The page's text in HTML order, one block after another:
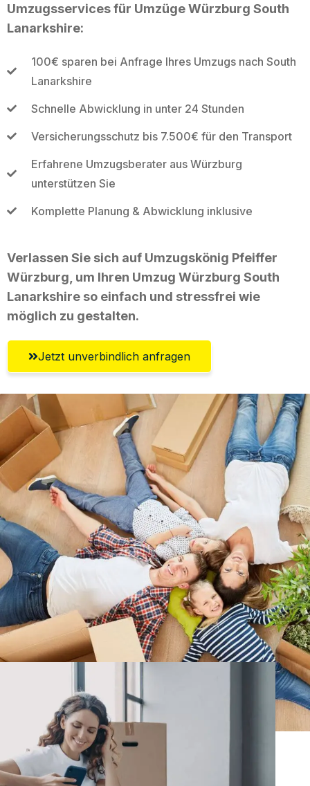
Umzugsservices für Umzüge Würzburg South
Lanarkshire:
100€ sparen bei Anfrage Ihres Umzugs nach South
Lanarkshire
Schnelle Abwicklung in unter 24 Stunden
Versicherungsschutz bis 7.500€ für den Transport
Erfahrene Umzugsberater aus Würzburg
unterstützen Sie
Komplette Planung & Abwicklung inklusive
Verlassen Sie sich auf Umzugskönig Pfeiffer
Würzburg, um Ihren Umzug Würzburg South
Lanarkshire so einfach und stressfrei wie
möglich zu gestalten.
Jetzt unverbindlich anfragen